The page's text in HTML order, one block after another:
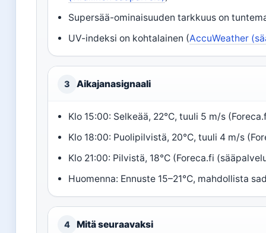
Supersää-ominaisuuden tarkkuus on
UV-indeksi on kohtalainen (AccuWeather
3 Aikajanasignaali
Klo 15:00: Selkeää, 22°C, tuuli 5 m/s
Klo 18:00: Puolipilvistä, 20°C, tuuli 4 m/s
Klo 21:00: Pilvistä, 18°C (Foreca.fi
Huomenna: Ennuste 15–21°C, mahdollista
4 Mitä seuraavaksi